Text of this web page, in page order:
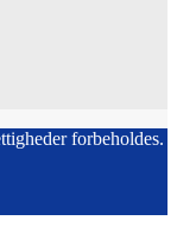
forbeholdes.